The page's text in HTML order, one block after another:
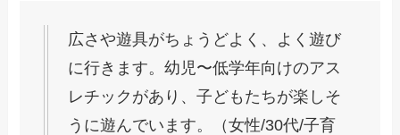
広さや遊具がちょうどよく、よく遊び
に行きます。幼児〜低学年向けのアス
レチックがあり、子どもたちが楽しそ
うに遊んでいます。（女性/30代/子育